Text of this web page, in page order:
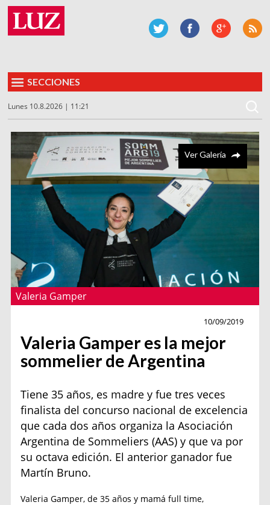
SECCIONES
Lunes 10.8.2026 | 11:21
Ver Galería
Valeria Gamper
10/09/2019
Valeria Gamper es la mejor
sommelier de Argentina
Tiene 35 años, es madre y fue tres veces
finalista del concurso nacional de excelencia
que cada dos años organiza la Asociación
Argentina de Sommeliers (AAS) y que va por
su octava edición. El anterior ganador fue
Martín Bruno.
Valeria Gamper, de 35 años y mamá full time,